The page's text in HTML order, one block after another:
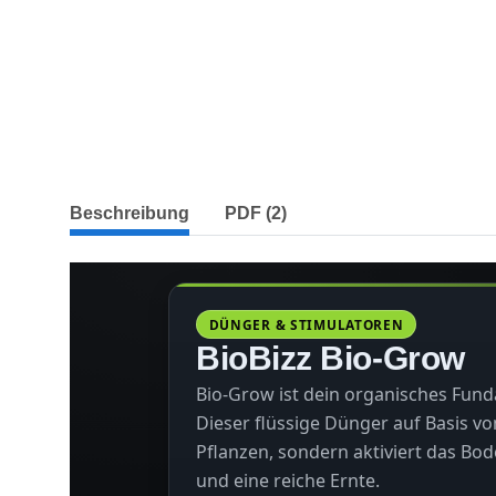
weitere Registerkarten anzeigen
Beschreibung PDF (2)
DÜNGER & STIMULATOREN
BioBizz Bio-Grow
Bio-Grow ist dein organisches
Dieser flüssige Dünger auf Basis
Pflanzen, sondern aktiviert das
und eine reiche Ernte.